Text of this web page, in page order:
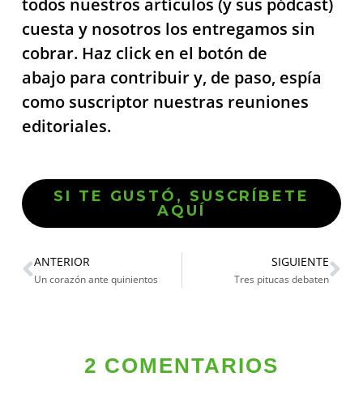
cuesta y nosotros los entregamos sin
cobrar. Haz click en el botón de
abajo para contribuir y, de paso, espía
como suscriptor nuestras reuniones
editoriales.
SI TE GUSTÓ, SUSCRÍBETE
AQUÍ
ANTERIOR
Un corazón ante quinientos
SIGUIENTE
Tres pitucas debaten
2 COMENTARIOS